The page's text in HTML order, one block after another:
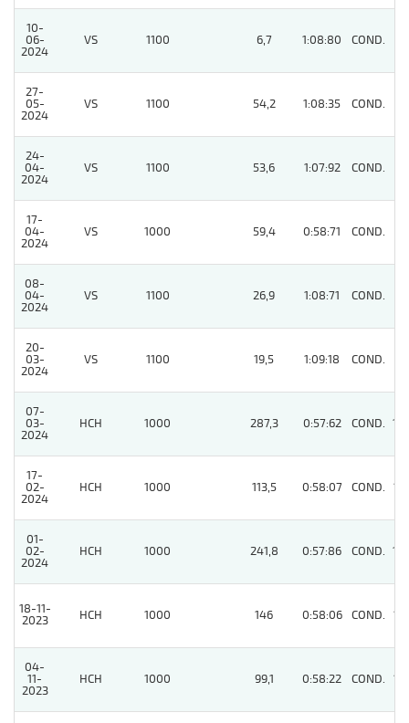
10-
06-
2024
VS 1100 6,7 1:08:80 COND.
27-
05-
2024
VS 1100 54,2 1:08:35 COND.
24-
04-
2024
VS 1100 53,6 1:07:92 COND.
17-
04-
2024
VS 1000 59,4 0:58:71 COND.
08-
04-
2024
VS 1100 26,9 1:08:71 COND.
20-
03-
2024
VS 1100 19,5 1:09:18 COND.
07-
03-
2024
HCH 1000 287,3 0:57:62 COND. 10
17-
02-
2024
HCH 1000 113,5 0:58:07 COND. 12
01-
02-
2024
HCH 1000 241,8 0:57:86 COND. 14
18-11-
2023
HCH 1000 146 0:58:06 COND. 15
04-
11-
2023
HCH 1000 99,1 0:58:22 COND. 12